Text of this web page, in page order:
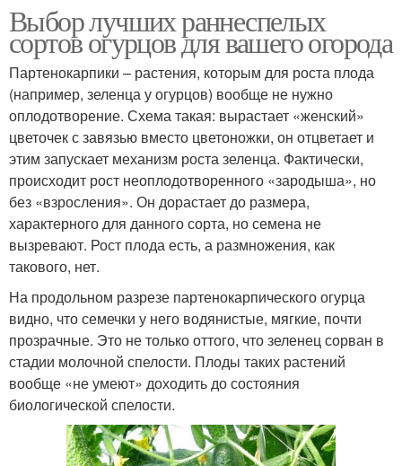
Выбор лучших раннеспелых
сортов огурцов для вашего огорода
Партенокарпики – растения, которым для роста плода
(например, зеленца у огурцов) вообще не нужно
оплодотворение. Схема такая: вырастает «женский»
цветочек с завязью вместо цветоножки, он отцветает и
этим запускает механизм роста зеленца. Фактически,
происходит рост неоплодотворенного «зародыша», но
без «взросления». Он дорастает до размера,
характерного для данного сорта, но семена не
вызревают. Рост плода есть, а размножения, как
такового, нет.
На продольном разрезе партенокарпического огурца
видно, что семечки у него водянистые, мягкие, почти
прозрачные. Это не только оттого, что зеленец сорван в
стадии молочной спелости. Плоды таких растений
вообще «не умеют» доходить до состояния
биологической спелости.